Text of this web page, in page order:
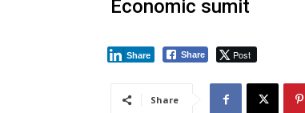
Economic sumit
Share Post
Share
Share